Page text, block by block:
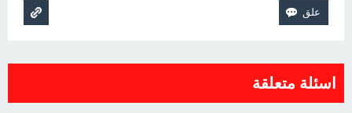
اسئلة متعلقة